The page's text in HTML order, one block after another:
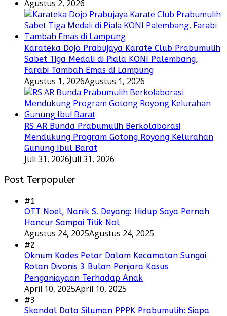
Agustus 2, 2026
Karateka Dojo Prabujaya Karate Club Prabumulih
Sabet Tiga Medali di Piala KONI Palembang,
Farabi Tambah Emas di Lampung
Agustus 1, 2026Agustus 1, 2026
RS AR Bunda Prabumulih Berkolaborasi
Mendukung Program Gotong Royong Kelurahan
Gunung Ibul Barat
Juli 31, 2026Juli 31, 2026
Post Terpopuler
#1
OTT Noel, Nanik S. Deyang: Hidup Saya Pernah
Hancur Sampai Titik Nol
Agustus 24, 2025Agustus 24, 2025
#2
Oknum Kades Petar Dalam Kecamatan Sungai
Rotan Divonis 3 Bulan Penjara Kasus
Penganiayaan Terhadap Anak
April 10, 2025April 10, 2025
#3
Skandal Data Siluman PPPK Prabumulih: Siapa